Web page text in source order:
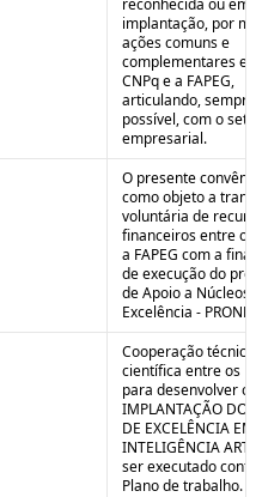
reconhecida ou em
implantação, por
ações comuns e
complementares
CNPq e a FAPEG,
articulando,
possível, com o
empresarial.
O presente
como objeto a
voluntária de
financeiros entre o
a FAPEG com a
de execução do
de Apoio a Núcleos
Excelência -
Cooperação
científica entre os
para desenvolver o
IMPLANTAÇÃO DO
DE EXCELÊNCIA EM
INTELIGÊNCIA
ser executado
Plano de trabalho.